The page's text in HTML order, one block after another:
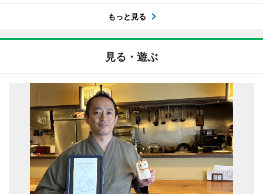
もっと見る
見る・遊ぶ